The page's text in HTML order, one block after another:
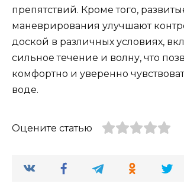
препятствий. Кроме того,
маневрирования улучшают
доской в различных условиях,
сильное течение и волну, что
комфортно и уверенно
воде.
Оцените статью